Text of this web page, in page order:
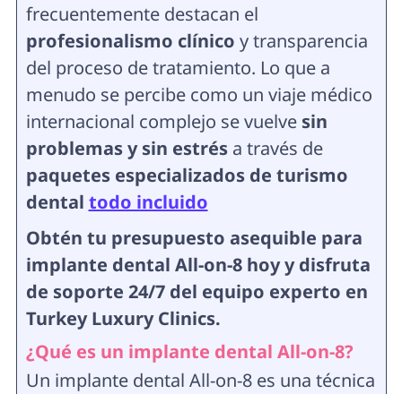
frecuentemente destacan el
profesionalismo clínico y transparencia
del proceso de tratamiento. Lo que a
menudo se percibe como un viaje médico
internacional complejo se vuelve sin
problemas y sin estrésa través de
paquetes especializados de turismo
dental todo incluido
Obtén tu presupuesto asequible para
implante dental All-on-8 hoy y disfruta
de soporte 24/7 del equipo experto en
Turkey Luxury Clinics.
¿Qué es un implante dental All-on-8?
Un implante dental All-on-8 es una técnica